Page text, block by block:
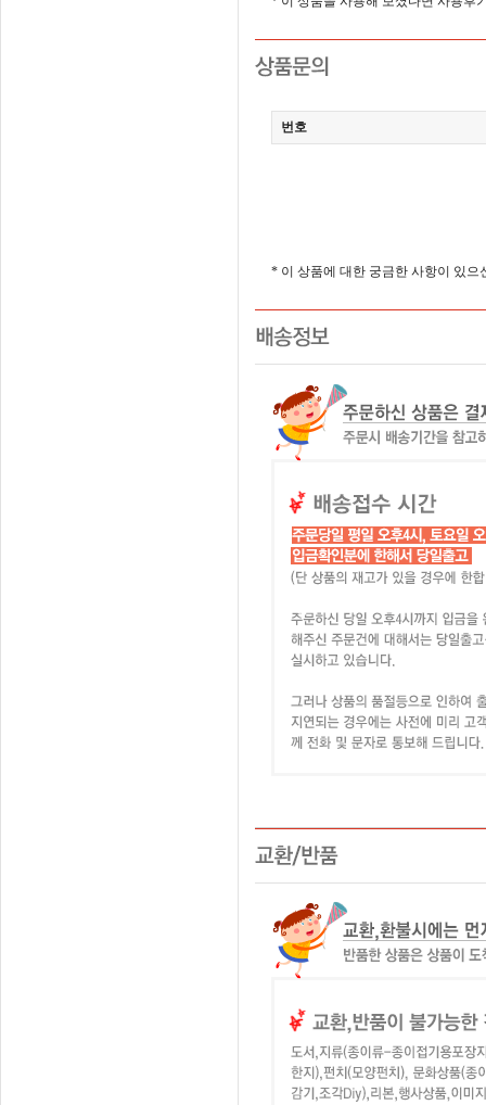
번호
* 이 상품에 대한 궁금한 사항이 있